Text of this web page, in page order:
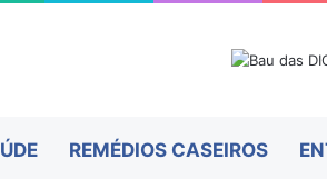
REMÉDIOS CASEIROS